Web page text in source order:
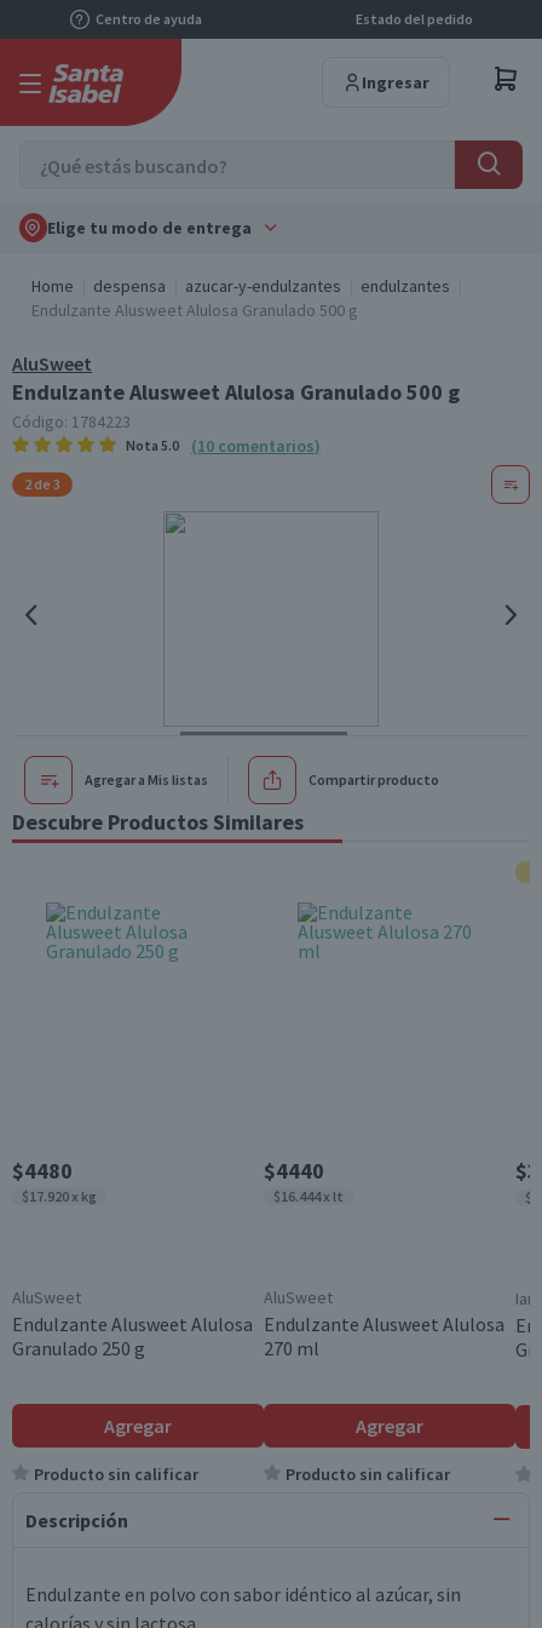
Centro de ayuda Estado del pedido
Ingresar
Elige tu modo de entrega
Home despensa azucar-y-endulzantes
endulzantes
Endulzante Alusweet Alulosa Granulado 500 g
AluSweet
Endulzante Alusweet Alulosa Granulado 500 g
Código: 1784223
Nota 5.0 (10 comentarios)
2 de 3
Agregar a Mis listas Compartir producto
Descubre Productos Similares
$4480
$17.920 x kg
AluSweet
Endulzante Alusweet Alulosa
Granulado 250 g
Agregar
Producto sin calificar
$4440
$16.444 x lt
AluSweet
Endulzante Alusweet Alulosa
270 ml
Agregar
Producto sin calificar
Descripción
Endulzante en polvo con sabor idéntico al azúcar, sin
calorías y sin lactosa.